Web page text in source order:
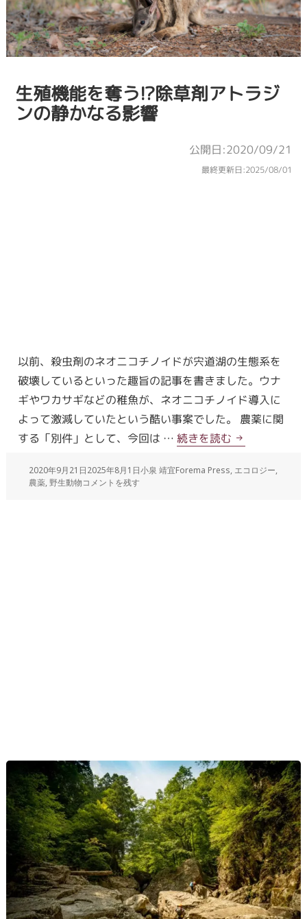
生殖機能を奪う!?除草剤アトラジ
ンの静かなる影響
公開日:2020/09/21
最終更新日:2025/08/01
以前、殺虫剤のネオニコチノイドが宍道湖の生態系を
破壊しているといった趣旨の記事を書きました。ウナ
ギやワカサギなどの稚魚が、ネオニコチノイド導入に
よって激減していたという酷い事案でした。 農薬に関
する「別件」として、今回は …続きを読む
2020年9月21日2025年8月1日小泉 靖宜Forema Press, エコロジー,
農薬, 野生動物コメントを残す